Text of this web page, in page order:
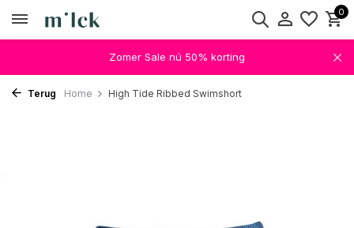
0
Zomer Sale nú 50% korting
Terug Home High Tide Ribbed Swimshort